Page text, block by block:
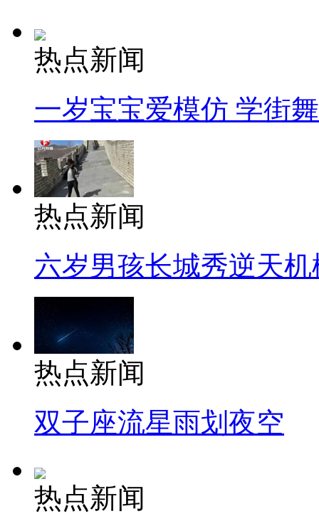
热点新闻
一岁宝宝爱模仿 学街
热点新闻
六岁男孩长城秀逆天机
热点新闻
双子座流星雨划夜空
热点新闻